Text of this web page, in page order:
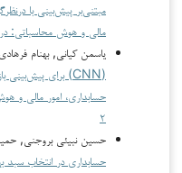
مبتنی‌بر پیش‌بینی با
مالی و هوش محاسباتی: در
یاسمن کیانی, بهنام
(CNN) برای پیش‌بینی بازده بازار سهام: یک تحلیل مقایسه‌ای
۲
حسین نبیئی بروجنی,
حسابداری در انتخاب سبد